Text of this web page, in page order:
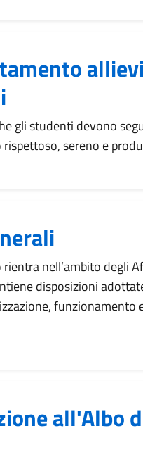
gli studenti devono
sereno e
nell’ambito degli
disposizioni
funzionamento
all'Albo